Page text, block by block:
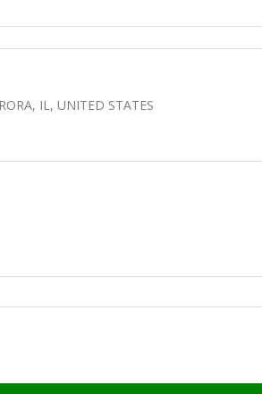
IL, UNITED STATES